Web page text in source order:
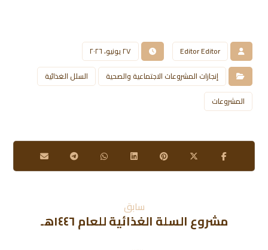
Editor Editor
٢٧ يونيو، ٢٠٢٦
إنجازات المشروعات الاجتماعية والصحية
السلل الغذائية
المشروعات
سابق
مشروع السلة الغذائية للعام ١٤٤٦هـ